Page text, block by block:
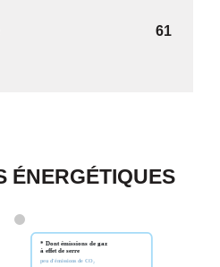
61
ÉNERGÉTIQUES